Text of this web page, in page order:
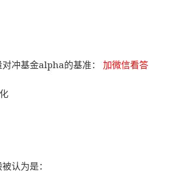
对冲基金alpha的基准：加微信看答
认为是：